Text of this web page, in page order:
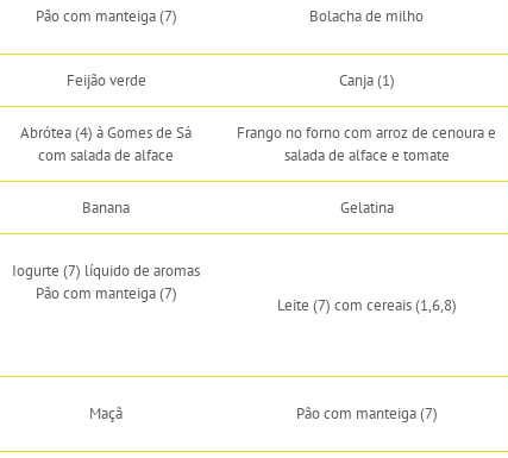
Pão com manteiga (7) Bolacha de milho
Feijão verde Canja (1)
Abrótea (4) à Gomes de Sá
com salada de alface
Frango no forno com arroz de cenoura e
salada de alface e tomate
Banana Gelatina
Iogurte (7) líquido de aromas
Pão com manteiga (7)
Leite (7) com cereais (1,6,8)
Maçã Pão com manteiga (7)